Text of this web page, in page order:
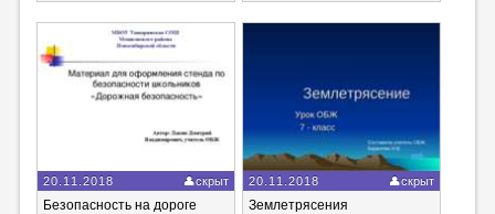
20.11.2018 скрыт
Безопасность на дороге
20.11.2018 скрыт
Землетрясения